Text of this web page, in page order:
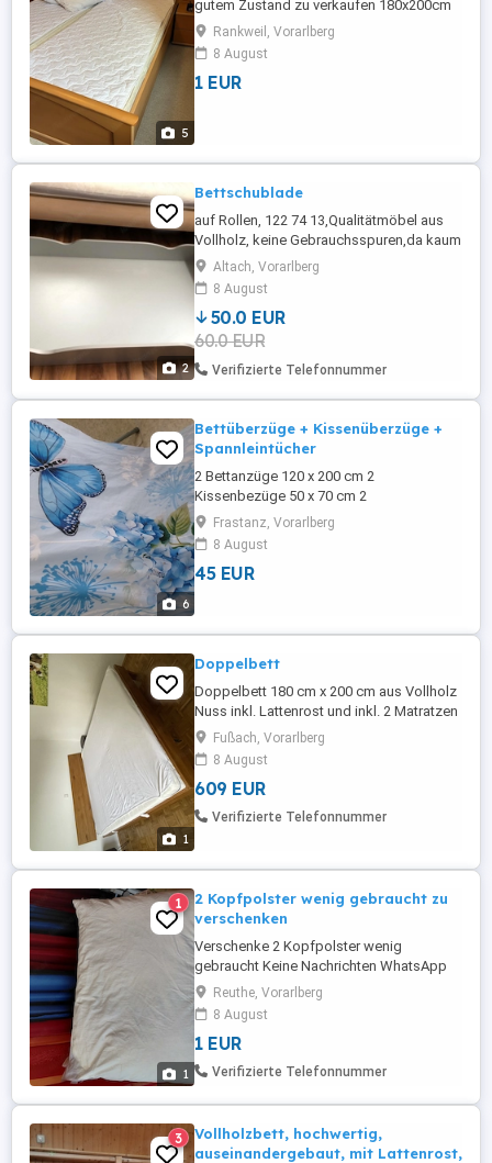
5
gutem Zustand zu verkaufen 180x200cm
Liegefläche Bereits abgebaut und
startklar für den Transport
Rankweil, Vorarlberg
8 August
1 EUR
2
Bettschublade
auf Rollen, 122 74 13,Qualitätmöbel aus
Vollholz, keine Gebrauchsspuren,da kaum
genutzt
Altach, Vorarlberg
8 August
50.0 EUR
60.0 EUR
Verifizierte Telefonnummer
6
Bettüberzüge + Kissenüberzüge +
Spannleintücher
2 Bettanzüge 120 x 200 cm 2
Kissenbezüge 50 x 70 cm 2
Spannleintücher (für Matratzen 80 x 200)
Bettwäsche 100 % Baumwolle, in blau mit
Schmetterlingen und Blumen, auch
Spannleintücher 100 % Baumwolle, 1 x
auch einzel gekauft ...
Frastanz, Vorarlberg
8 August
45 EUR
1
Doppelbett
Doppelbett 180 cm x 200 cm aus Vollholz
Nuss inkl. Lattenrost und inkl. 2 Matratzen
Fußach, Vorarlberg
8 August
609 EUR
Verifizierte Telefonnummer
1
1
2 Kopfpolster wenig gebraucht zu
verschenken
Verschenke 2 Kopfpolster wenig
gebraucht Keine Nachrichten WhatsApp
oder Anruf
Reuthe, Vorarlberg
8 August
1 EUR
Verifizierte Telefonnummer
3
Vollholzbett, hochwertig,
auseinandergebaut, mit Lattenrost,